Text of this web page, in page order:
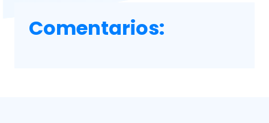
Comentarios: